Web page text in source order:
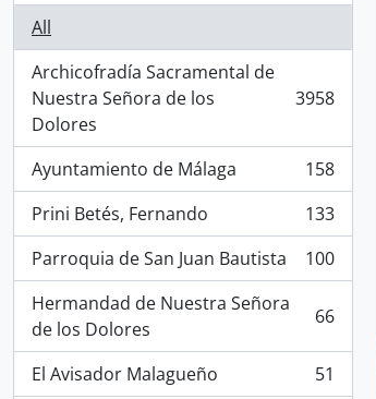
All
Archicofradía Sacramental de
Nuestra Señora de los
Dolores
, 3958 results 3958
Ayuntamiento de Málaga
, 158 results
158
Prini Betés, Fernando
, 133 results
133
Parroquia de San Juan Bautista
, 100 results
100
Hermandad de Nuestra Señora
de los Dolores
, 66 results 66
El Avisador Malagueño
, 51 results
51